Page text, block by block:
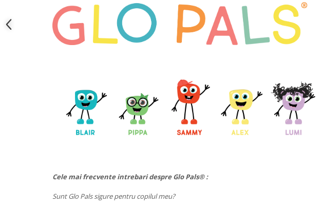
Cele mai frecvente intrebari despre Glo Pals® :
Sunt Glo Pals sigure pentru copilul meu?